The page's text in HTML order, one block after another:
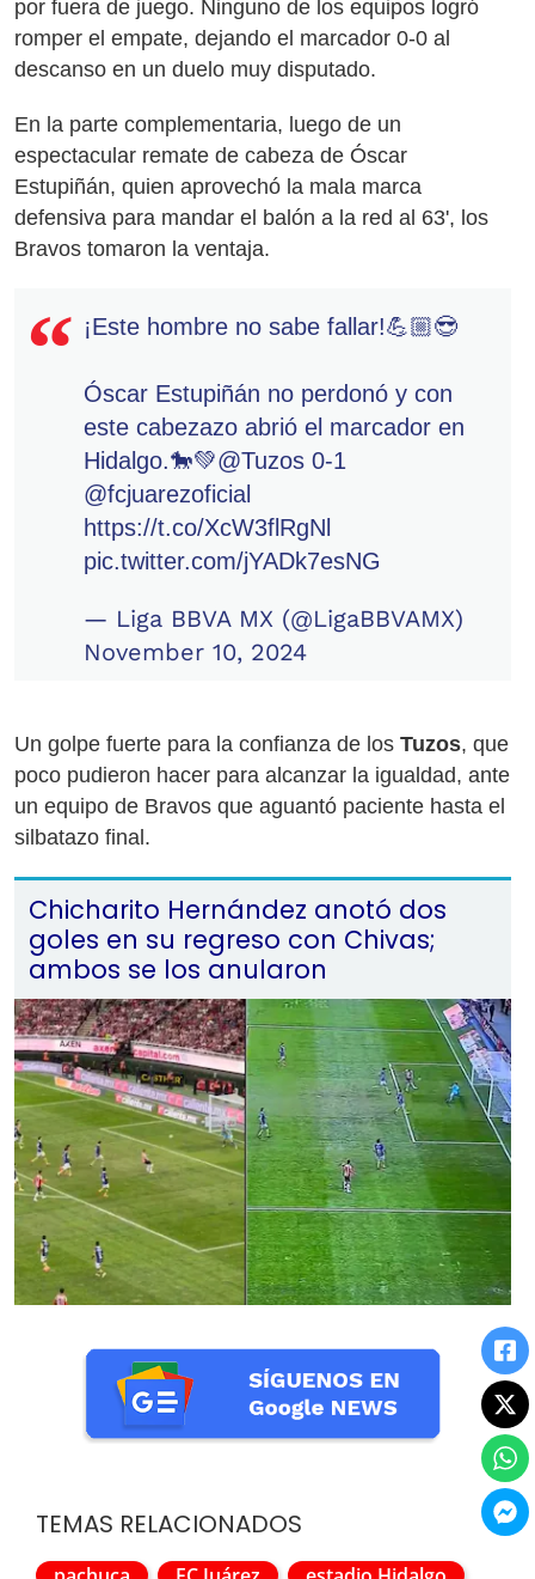
por fuera de juego. Ninguno de los equipos logró
romper el empate, dejando el marcador 0-0 al
descanso en un duelo muy disputado.
En la parte complementaria, luego de un
espectacular remate de cabeza de Óscar
Estupiñán, quien aprovechó la mala marca
defensiva para mandar el balón a la red al 63', los
Bravos tomaron la ventaja.
¡Este hombre no sabe fallar!💪🏼😎
Óscar Estupiñán no perdonó y con
este cabezazo abrió el marcador en
Hidalgo.🐎💚@Tuzos 0-1
@fcjuarezoficial
https://t.co/XcW3flRgNl
pic.twitter.com/jYADk7esNG
— Liga BBVA MX (@LigaBBVAMX)
November 10, 2024
Un golpe fuerte para la confianza de los Tuzos, que
poco pudieron hacer para alcanzar la igualdad, ante
un equipo de Bravos que aguantó paciente hasta el
silbatazo final.
Chicharito Hernández anotó dos
goles en su regreso con Chivas;
ambos se los anularon
TEMAS RELACIONADOS